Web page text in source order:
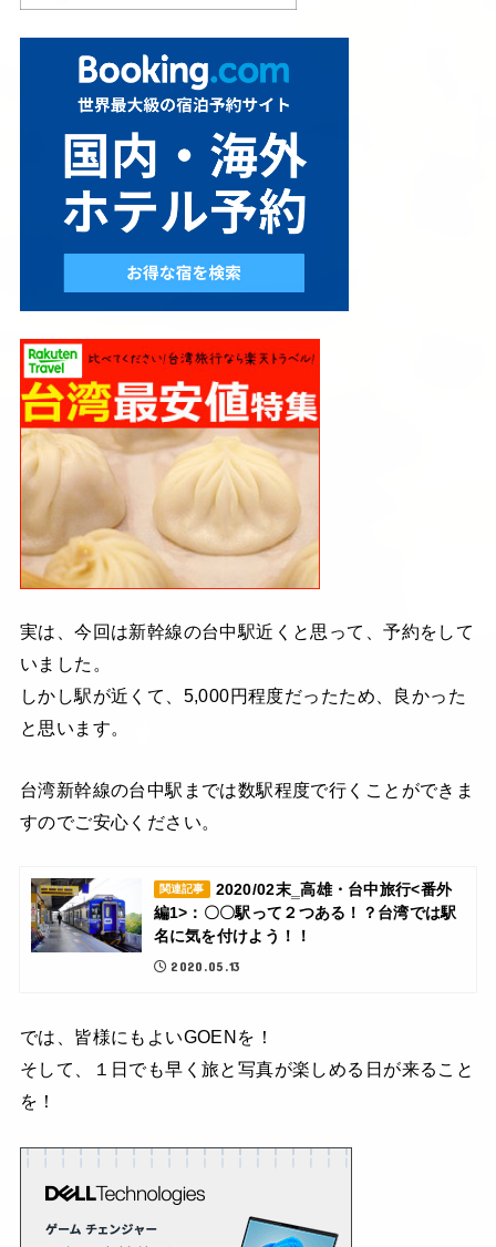
実は、今回は新幹線の台中駅近くと思って、予約をして
いました。
しかし駅が近くて、5,000円程度だったため、良かった
と思います。
台湾新幹線の台中駅までは数駅程度で行くことができま
すのでご安心ください。
関連記事
2020/02末‗高雄・台中旅行<番外
編1>：〇〇駅って２つある！？台湾では駅
名に気を付けよう！！
2020.05.13
では、皆様にもよいGOENを！
そして、１日でも早く旅と写真が楽しめる日が来ること
を！